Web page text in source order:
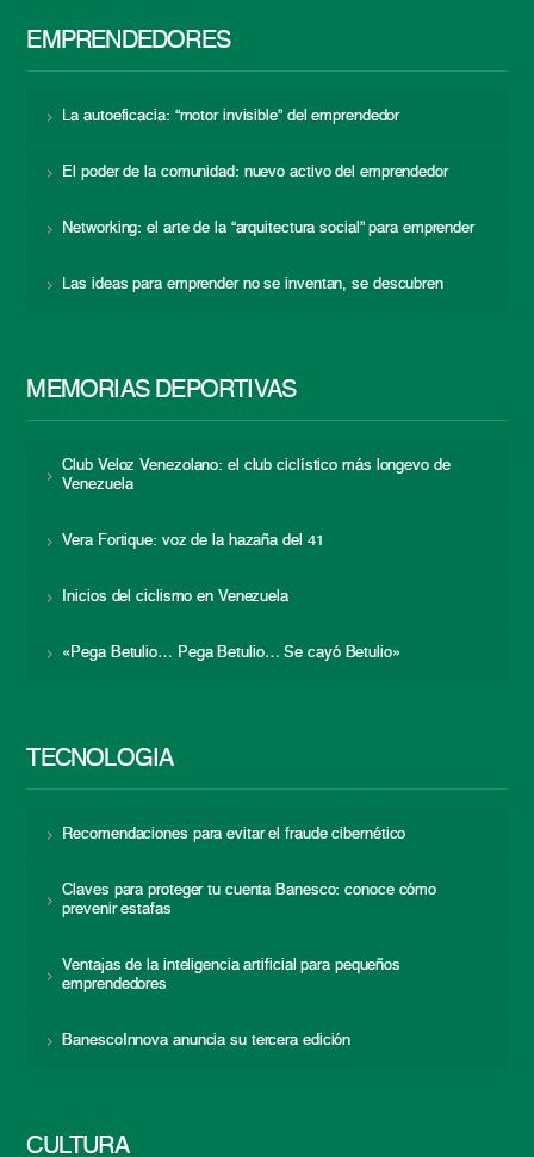
EMPRENDEDORES
La autoeficacia: “motor invisible” del emprendedor
El poder de la comunidad: nuevo activo del emprendedor
Networking: el arte de la “arquitectura social” para emprender
Las ideas para emprender no se inventan, se descubren
MEMORIAS DEPORTIVAS
Club Veloz Venezolano: el club ciclístico más longevo de
Venezuela
Vera Fortique: voz de la hazaña del 41
Inicios del ciclismo en Venezuela
«Pega Betulio… Pega Betulio… Se cayó Betulio»
TECNOLOGÍA
Recomendaciones para evitar el fraude cibernético
Claves para proteger tu cuenta Banesco: conoce cómo
prevenir estafas
Ventajas de la inteligencia artificial para pequeños
emprendedores
BanescoInnova anuncia su tercera edición
CULTURA